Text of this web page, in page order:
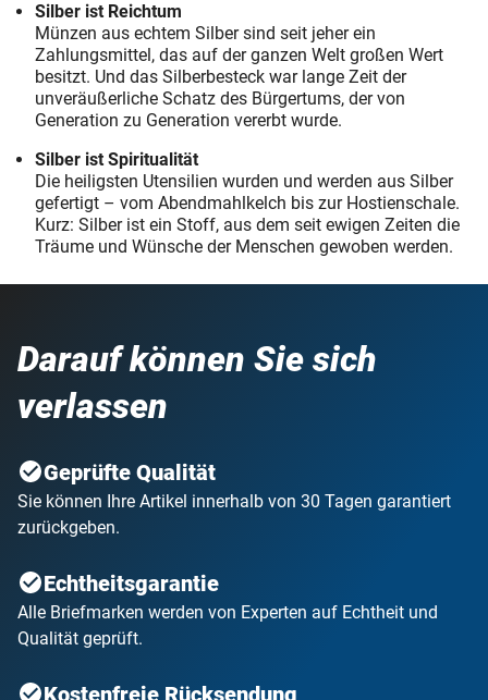
Prägekunst
Silber ist Reichtum
Münzen aus echtem Silber sind seit jeher ein
Zahlungsmittel, das auf der ganzen Welt großen Wert
besitzt. Und das Silberbesteck war lange Zeit der
unveräußerliche Schatz des Bürgertums, der von
Generation zu Generation vererbt wurde.
Silber ist Spiritualität
Die heiligsten Utensilien wurden und werden aus Silber
gefertigt – vom Abendmahlkelch bis zur Hostienschale.
Kurz: Silber ist ein Stoff, aus dem seit ewigen Zeiten die
Träume und Wünsche der Menschen gewoben werden.
Darauf können Sie sich
verlassen
Geprüfte Qualität
Sie können Ihre Artikel innerhalb von 30 Tagen garantiert
zurückgeben.
Echtheitsgarantie
Alle Briefmarken werden von Experten auf Echtheit und
Qualität geprüft.
Kostenfreie Rücksendung